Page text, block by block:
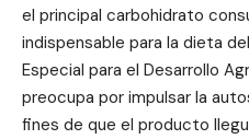
el principal carbohidrato
indispensable para la dieta
Especial para el Desarrollo
preocupa por impulsar la
fines de que el producto